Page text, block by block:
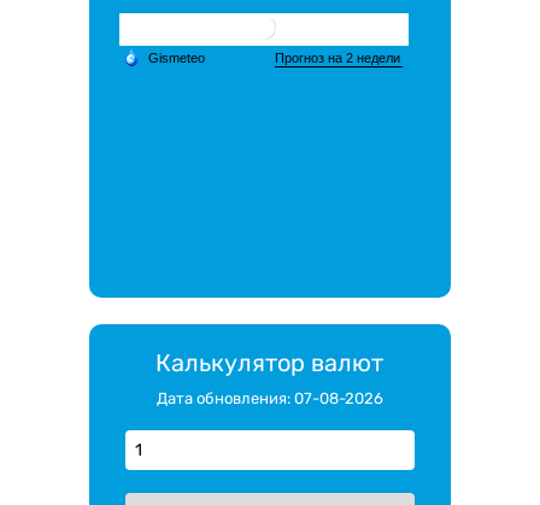
Калькулятор валют
Дата обновления: 07-08-2026